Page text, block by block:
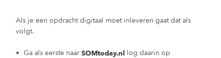
Als je een opdracht digitaal moet inleveren gaat dat als
volgt.
Ga als eerste naar SOMtoday.nl
log daarin op